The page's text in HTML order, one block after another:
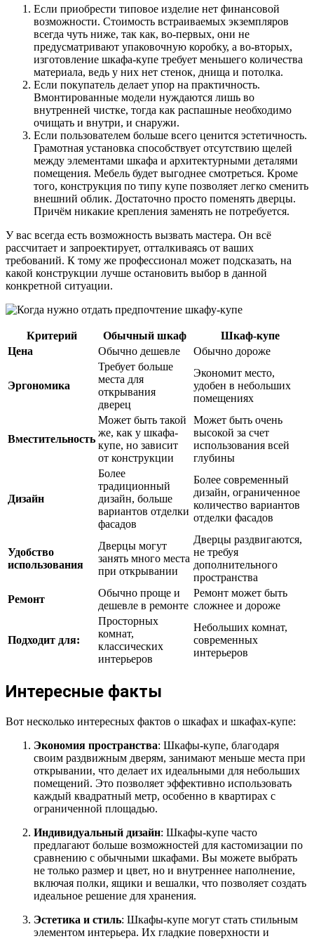
Если приобрести типовое изделие нет финансовой
возможности. Стоимость встраиваемых экземпляров
всегда чуть ниже, так как, во-первых, они не
предусматривают упаковочную коробку, а во-вторых,
изготовление шкафа-купе требует меньшего количества
материала, ведь у них нет стенок, днища и потолка.
Если покупатель делает упор на практичность.
Вмонтированные модели нуждаются лишь во
внутренней чистке, тогда как распашные необходимо
очищать и внутри, и снаружи.
Если пользователем больше всего ценится эстетичность.
Грамотная установка способствует отсутствию щелей
между элементами шкафа и архитектурными деталями
помещения. Мебель будет выгоднее смотреться. Кроме
того, конструкция по типу купе позволяет легко сменить
внешний облик. Достаточно просто поменять дверцы.
Причём никакие крепления заменять не потребуется.
У вас всегда есть возможность вызвать мастера. Он всё
рассчитает и запроектирует, отталкиваясь от ваших
требований. К тому же профессионал может подсказать, на
какой конструкции лучше остановить выбор в данной
конкретной ситуации.
Критерий Обычный шкаф
Шкаф-купе
Цена
Обычно дешевле Обычно дороже
Эргономика
Требует больше
места для
открывания
дверец
Экономит место,
удобен в небольших
помещениях
Вместительность
Может быть такой
же, как у шкафа-
купе, но зависит
от конструкции
Может быть очень
высокой за счет
использования всей
глубины
Дизайн
Более
традиционный
дизайн, больше
вариантов отделки
фасадов
Более современный
дизайн, ограниченное
количество вариантов
отделки фасадов
Удобство
использования
Дверцы могут
занять много места
при открывании
Дверцы раздвигаются,
не требуя
дополнительного
пространства
Ремонт
Обычно проще и
дешевле в ремонте
Ремонт может быть
сложнее и дороже
Подходит для:
Просторных
комнат,
классических
интерьеров
Небольших комнат,
современных
интерьеров
Интересные факты
Вот несколько интересных фактов о шкафах и шкафах-купе:
Экономия пространства: Шкафы-купе, благодаря
своим раздвижным дверям, занимают меньше места при
открывании, что делает их идеальными для небольших
помещений. Это позволяет эффективно использовать
каждый квадратный метр, особенно в квартирах с
ограниченной площадью.
Индивидуальный дизайн: Шкафы-купе часто
предлагают больше возможностей для кастомизации по
сравнению с обычными шкафами. Вы можете выбрать
не только размер и цвет, но и внутреннее наполнение,
включая полки, ящики и вешалки, что позволяет создать
идеальное решение для хранения.
Эстетика и стиль: Шкафы-купе могут стать стильным
элементом интерьера. Их гладкие поверхности и